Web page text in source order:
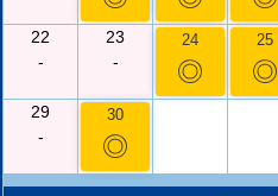
22
-
23
-
24
◎
25
◎
29
-
30
◎